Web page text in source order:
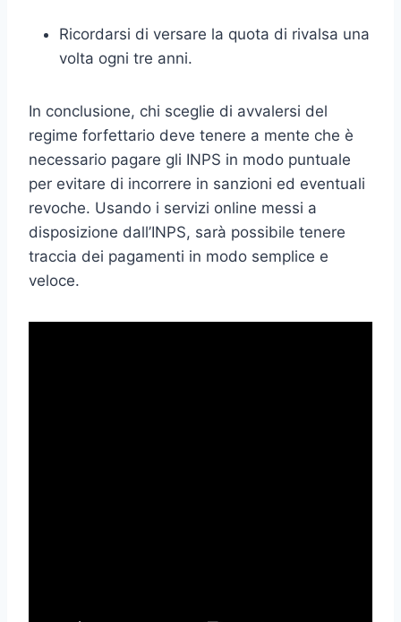
Ricordarsi di versare la quota di rivalsa una
volta ogni tre anni.
In conclusione, chi sceglie di avvalersi del
regime forfettario deve tenere a mente che è
necessario pagare gli INPS in modo puntuale
per evitare di incorrere in sanzioni ed eventuali
revoche. Usando i servizi online messi a
disposizione dall’INPS, sarà possibile tenere
traccia dei pagamenti in modo semplice e
veloce.